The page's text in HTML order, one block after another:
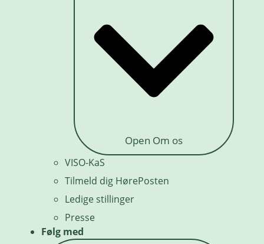
Open Om os
VISO-KaS
Tilmeld dig HørePosten
Ledige stillinger
Presse
Følg med